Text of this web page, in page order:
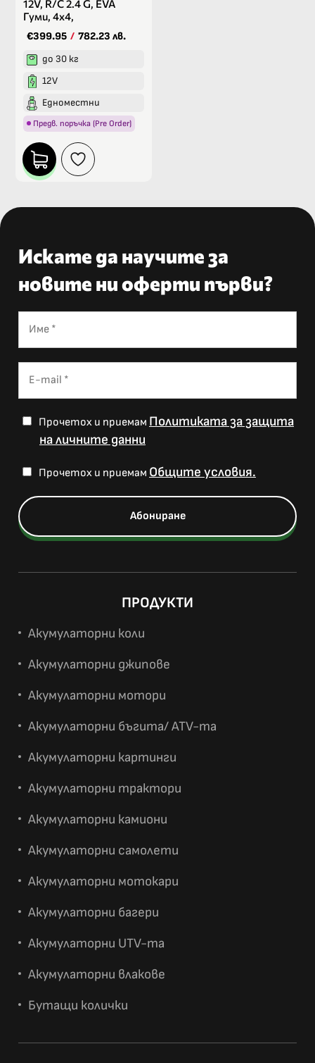
12V, R/C 2.4 G, EVA
Гуми, 4х4,
€399.95 / 782.23 лв.
до 30 кг
12V
Едноместни
Предв. поръчка (Pre Order)
Искате да научите за
новите ни оферти първи?
Прочетох и приемам Политиката за защита
на личните данни
Прочетох и приемам Общите условия.
ПРОДУКТИ
Акумулаторни коли
Акумулаторни джипове
Акумулаторни мотори
Акумулаторни бъгита/ ATV-та
Акумулаторни картинги
Акумулаторни трактори
Акумулаторни камиони
Акумулаторни самолети
Акумулаторни мотокари
Акумулаторни багери
Акумулаторни UTV-та
Акумулаторни влакове
Бутащи колички